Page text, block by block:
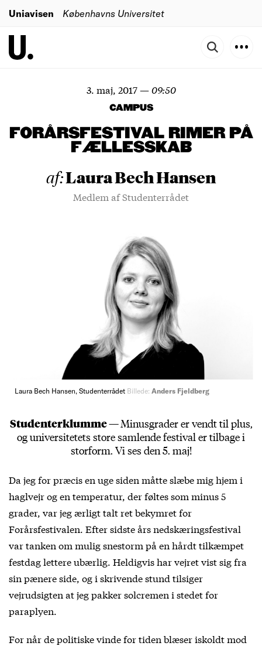
Uniavisen Københavns Universitet
3. maj, 2017—09:50
CAMPUS
FORÅRSFESTIVAL RIMER PÅ
FÆLLESSKAB
af:Laura Bech Hansen
Medlem af Studenterrådet
Laura Bech Hansen, Studenterrådet Billede: Anders Fjeldberg
Studenterklumme —Minusgrader er vendt til plus,
og universitetets store samlende festival er tilbage i
storform. Vi ses den 5. maj!
Da jeg for præcis en uge siden måtte slæbe mig hjem i
haglvejr og en temperatur, der føltes som minus 5
grader, var jeg ærligt talt ret bekymret for
Forårsfestivalen. Efter sidste års nedskæringsfestival
var tanken om mulig snestorm på en hårdt tilkæmpet
festdag lettere ubærlig. Heldigvis har vejret vist sig fra
sin pænere side, og i skrivende stund tilsiger
vejrudsigten at jeg pakker solcremen i stedet for
paraplyen.
For når de politiske vinde for tiden blæser iskoldt mod